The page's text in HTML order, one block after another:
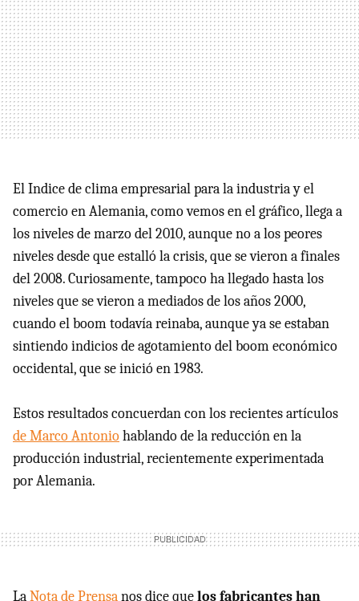
El Indice de clima empresarial para la industria y el
comercio en Alemania, como vemos en el gráfico, llega a
los niveles de marzo del 2010, aunque no a los peores
niveles desde que estalló la crisis, que se vieron a finales
del 2008. Curiosamente, tampoco ha llegado hasta los
niveles que se vieron a mediados de los años 2000,
cuando el boom todavía reinaba, aunque ya se estaban
sintiendo indicios de agotamiento del boom económico
occidental, que se inició en 1983.
Estos resultados concuerdan con los recientes artículos
de Marco Antoniohablando de la reducción en la
producción industrial, recientemente experimentada
por Alemania.
LaNota de Prensanos dice quelos fabricantes han